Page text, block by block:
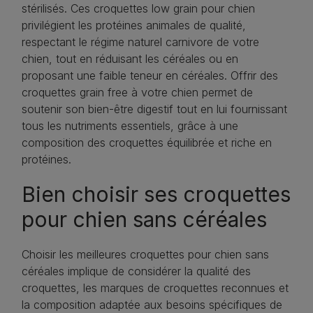
stérilisés. Ces croquettes low grain pour chien
privilégient les protéines animales de qualité,
respectant le régime naturel carnivore de votre
chien, tout en réduisant les céréales ou en
proposant une faible teneur en céréales. Offrir des
croquettes grain free à votre chien permet de
soutenir son bien-être digestif tout en lui fournissant
tous les nutriments essentiels, grâce à une
composition des croquettes équilibrée et riche en
protéines.
Bien choisir ses croquettes
pour chien sans céréales
Choisir les meilleures croquettes pour chien sans
céréales implique de considérer la qualité des
croquettes, les marques de croquettes reconnues et
la composition adaptée aux besoins spécifiques de